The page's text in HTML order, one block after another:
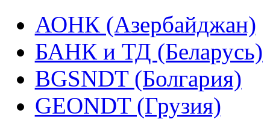
АОНК (Азербайджан)
БАНК и ТД (Беларусь)
BGSNDT (Болгария)
GEONDT (Грузия)